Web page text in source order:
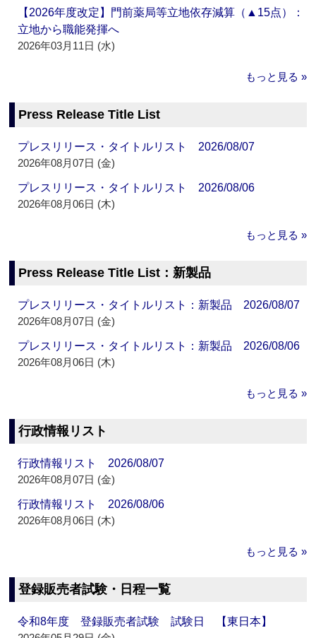
【2026年度改定】門前薬局等立地依存減算（▲15点）：
立地から職能発揮へ
2026年03月11日 (水)
もっと見る »
Press Release Title List
プレスリリース・タイトルリスト 2026/08/07
2026年08月07日 (金)
プレスリリース・タイトルリスト 2026/08/06
2026年08月06日 (木)
もっと見る »
Press Release Title List：新製品
プレスリリース・タイトルリスト：新製品 2026/08/07
2026年08月07日 (金)
プレスリリース・タイトルリスト：新製品 2026/08/06
2026年08月06日 (木)
もっと見る »
行政情報リスト
行政情報リスト 2026/08/07
2026年08月07日 (金)
行政情報リスト 2026/08/06
2026年08月06日 (木)
もっと見る »
登録販売者試験・日程一覧
令和8年度 登録販売者試験 試験日 【東日本】